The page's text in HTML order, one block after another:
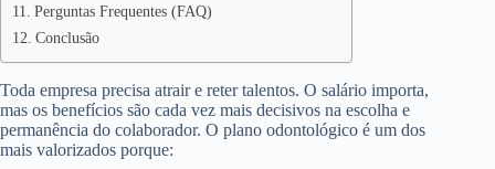
Perguntas Frequentes (FAQ)
Conclusão
Toda empresa precisa atrair e reter talentos. O salário importa,
mas os benefícios são cada vez mais decisivos na escolha e
permanência do colaborador. O plano odontológico é um dos
mais valorizados porque: